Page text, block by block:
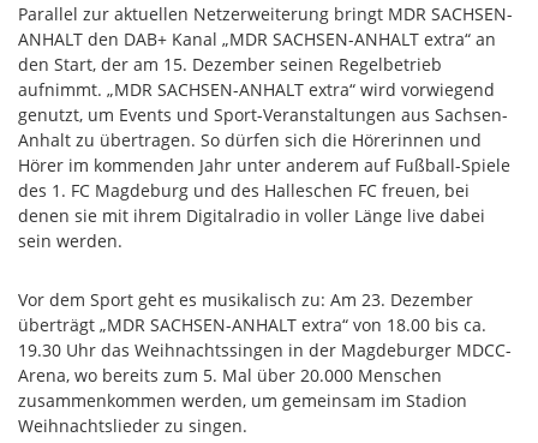
Parallel zur aktuellen Netzerweiterung bringt MDR SACHSEN-
ANHALT den DAB+ Kanal „MDR SACHSEN-ANHALT extra“ an
den Start, der am 15. Dezember seinen Regelbetrieb
aufnimmt. „MDR SACHSEN-ANHALT extra“ wird vorwiegend
genutzt, um Events und Sport-Veranstaltungen aus Sachsen-
Anhalt zu übertragen. So dürfen sich die Hörerinnen und
Hörer im kommenden Jahr unter anderem auf Fußball-Spiele
des 1. FC Magdeburg und des Halleschen FC freuen, bei
denen sie mit ihrem Digitalradio in voller Länge live dabei
sein werden.
Vor dem Sport geht es musikalisch zu: Am 23. Dezember
überträgt „MDR SACHSEN-ANHALT extra“ von 18.00 bis ca.
19.30 Uhr das Weihnachtssingen in der Magdeburger MDCC-
Arena, wo bereits zum 5. Mal über 20.000 Menschen
zusammenkommen werden, um gemeinsam im Stadion
Weihnachtslieder zu singen.